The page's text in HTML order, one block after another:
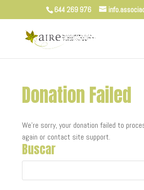
644 269 976
Donation Failed
We're sorry, your donation failed to
again or contact site support.
Buscar